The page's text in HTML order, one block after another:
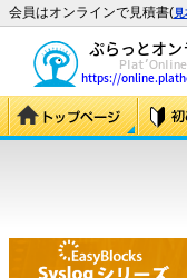
会員はオンラインで見積書(